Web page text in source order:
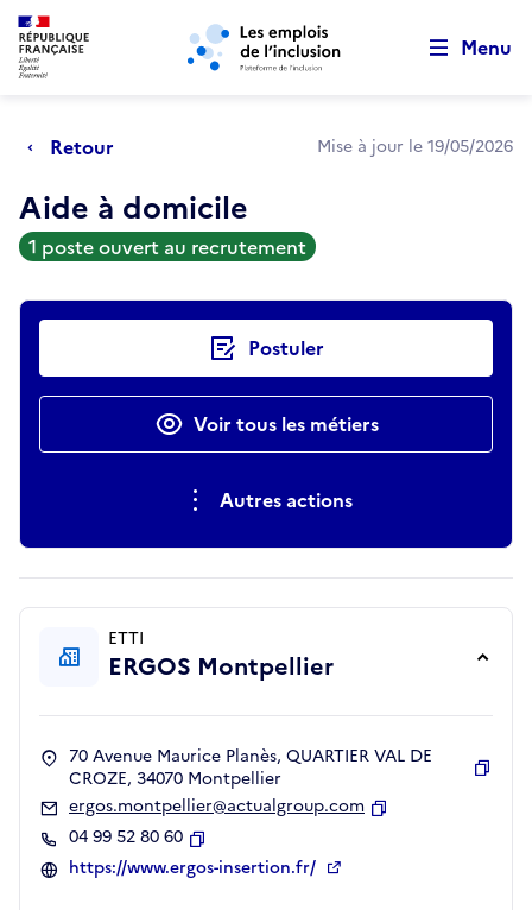
Aller au menu principal Aller au contenu principal
Menu
Retour Mise à jour le 19/05/2026
Aide à domicile
1 poste ouvert au recrutement
Actions rapides Postuler
Voir tous les métiers
Autres actions
ETTI
ERGOS Montpellier
70 Avenue Maurice Planès, QUARTIER VAL DE
CROZE, 34070 Montpellier
ergos.montpellier@actualgroup.com
04 99 52 80 60
Copier
https://www.ergos-insertion.fr/
Retour au début de la page
Panneau de gestion des cookies